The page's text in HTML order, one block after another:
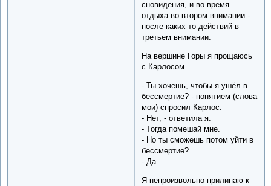
сновидения, и во время
отдыха во втором внимании -
после каких-то действий в
третьем внимании.
На вершине Горы я прощаюсь
с Карлосом.
- Ты хочешь, чтобы я ушёл в
бессмертие? - понятием (слова
мои) спросил Карлос.
- Нет, - ответила я.
- Тогда помешай мне.
- Но ты сможешь потом уйти в
бессмертие?
- Да.
Я непроизвольно прилипаю к